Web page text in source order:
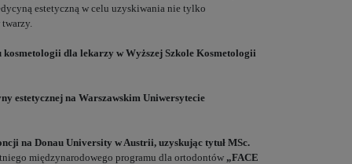
estetyczną w celu uzyskiwania nie tylko
kosmetologii dla lekarzy w Wyższej Szkole Kosmetologii
estetycznej na Warszawskim Uniwersytecie
na Donau University w Austrii, uzyskując tytuł MSc.
międzynarodowego programu dla ortodontów „FACE